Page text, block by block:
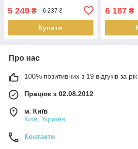
5 249 ₴ 6 237 ₴
Купити
6 187₴
Про нас
100% позитивних з 19 відгуків за рік
Працює з 02.08.2012
м. Київ
Київ, Україна
Контакти